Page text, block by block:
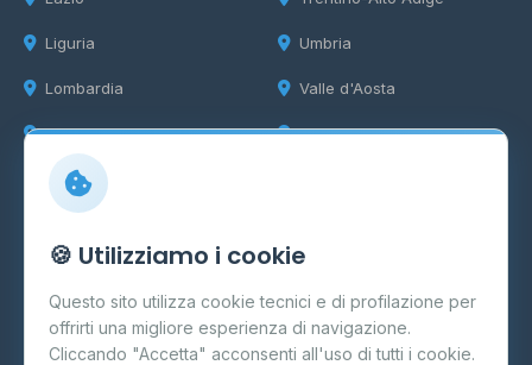
Liguria
Lombardia
Marche
Umbria
Valle d'Aosta
Veneto
Info
Cos'è il GPL
FAQ
Contatti
🍪 Utilizziamo i cookie
Questo sito utilizza cookie tecnici e di profilazione per
offrirti una migliore esperienza di navigazione.
Cliccando "Accetta" acconsenti all'uso di tutti i cookie.